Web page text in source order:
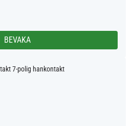
BEVAKA
7-polig hankontakt